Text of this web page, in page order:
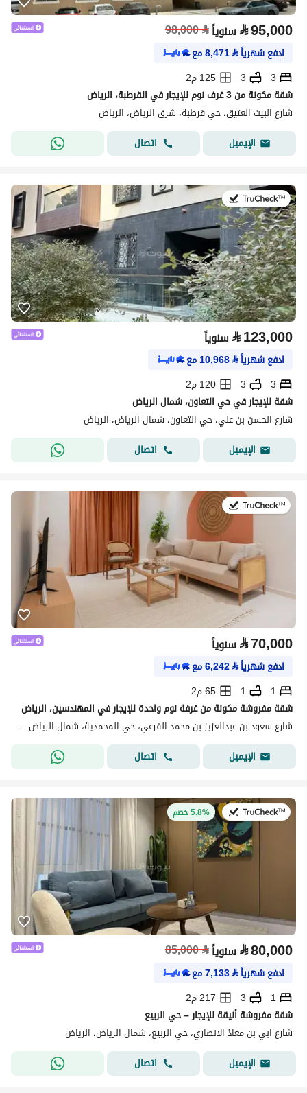
⃁95,000 سنوياً⃁
98,000
ادفع شهرياً⃁
8,471مع
3
3
125 م2
شقة مكونة من 3 غرف نوم للإيجار في القرطبة، الرياض
شارع البيت العتيق، حي قرطبة، شرق الرياض، الرياض
الإيميل
اتصال
في:20 يوليو 2026
⃁123,000 سنوياً
ادفع شهرياً⃁
10,968مع
3
3
120 م2
شقة للإيجار في حي التعاون، شمال الرياض
شارع الحسن بن علي، حي التعاون، شمال الرياض، الرياض
الإيميل
اتصال
في:20 يوليو 2026
⃁70,000 سنوياً
ادفع شهرياً⃁
6,242مع
1
1
65 م2
شقة مفروشة مكونة من غرفة نوم واحدة للإيجار في المهندسين، الرياض
شارع سعود بن عبدالعزيز بن محمد الفرعي، حي المحمدية، شمال الرياض، الرياض
الإيميل
اتصال
في:27 يوليو 20265.8% خصم
⃁80,000 سنوياً⃁
85,000
ادفع شهرياً⃁
7,133مع
1
3
217 م2
شقة مفروشة أنيقة للإيجار – حي الربيع
شارع ابي بن معاذ الانصاري، حي الربيع، شمال الرياض، الرياض
الإيميل
اتصال